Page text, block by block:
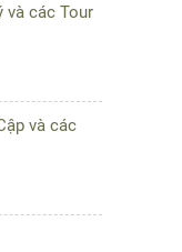
và các Tour
và các